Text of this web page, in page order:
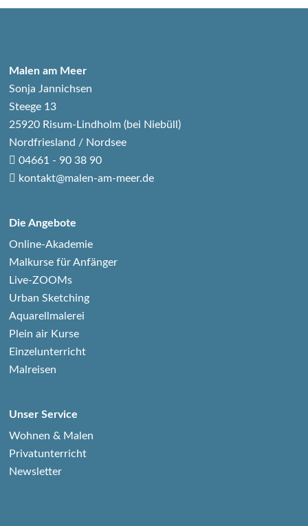
Malen am Meer
Sonja Jannichsen
Steege 13
25920 Risum-Lindholm (bei Niebüll)
Nordfriesland / Nordsee
04661 - 90 38 90
kontakt@malen-am-meer.de
Die Angebote
Online-Akademie
Malkurse für Anfänger
Live-ZOOMs
Urban Sketching
Aquarellmalerei
Plein air Kurse
Einzelunterricht
Malreisen
Unser Service
Wohnen & Malen
Privatunterricht
Newsletter